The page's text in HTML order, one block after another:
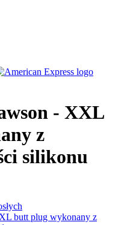
- XXL
z
silikonu